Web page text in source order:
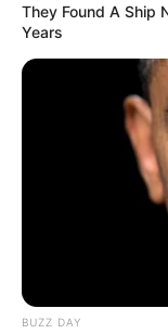
They Found A Ship
Years
BUZZ DAY